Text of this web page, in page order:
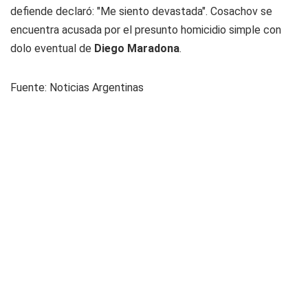
defiende declaró: "Me siento devastada". Cosachov se
encuentra acusada por el presunto homicidio simple con
dolo eventual de Diego Maradona.
Fuente: Noticias Argentinas